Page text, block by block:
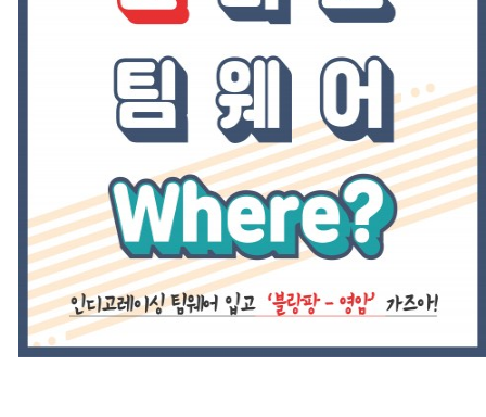
웨
리
뉴
얼’
기
념
이
벤
트